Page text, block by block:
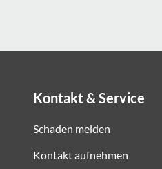
Kontakt & Service
Schaden melden
Kontakt aufnehmen